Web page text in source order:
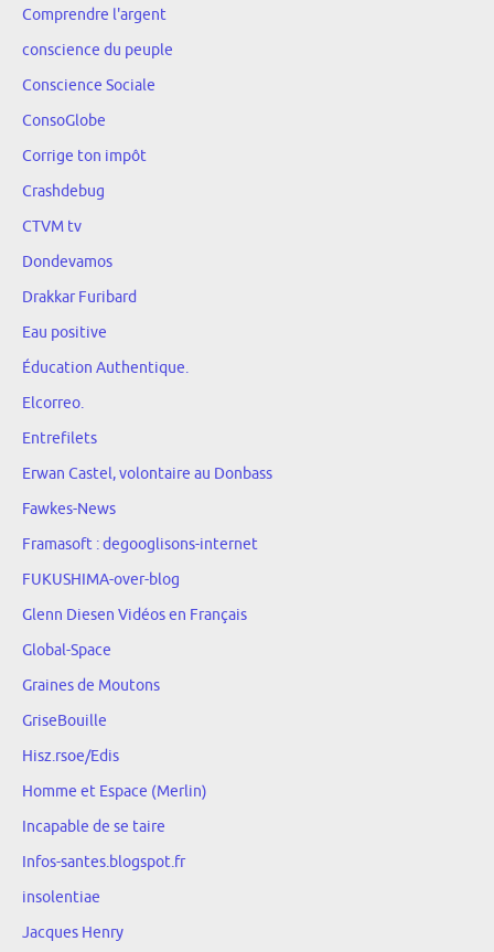
Comprendre l'argent
conscience du peuple
Conscience Sociale
ConsoGlobe
Corrige ton impôt
Crashdebug
CTVM tv
Dondevamos
Drakkar Furibard
Eau positive
Éducation Authentique.
Elcorreo.
Entrefilets
Erwan Castel, volontaire au Donbass
Fawkes-News
Framasoft : degooglisons-internet
FUKUSHIMA-over-blog
Glenn Diesen Vidéos en Français
Global-Space
Graines de Moutons
GriseBouille
Hisz.rsoe/Edis
Homme et Espace (Merlin)
Incapable de se taire
Infos-santes.blogspot.fr
insolentiae
Jacques Henry